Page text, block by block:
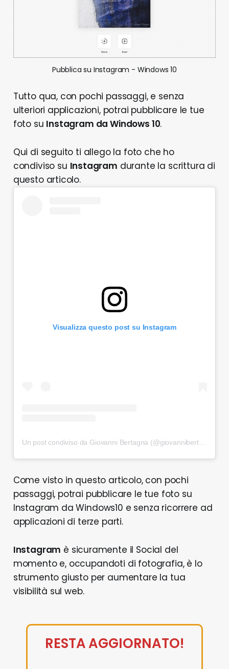
Pubblica su Instagram - Windows 10
Tutto qua, con pochi passaggi, e senza
ulteriori applicazioni, potrai pubblicare le tue
foto su Instagram da Windows 10.
Qui di seguito ti allego la foto che ho
condiviso su Instagram durante la scrittura di
questo articolo.
Visualizza questo post su Instagram
Un post condiviso da Giovanni Bertagna (@giovannibertagna)
Come visto in questo articolo, con pochi
passaggi, potrai pubblicare le tue foto su
Instagram da Windows10 e senza ricorrere ad
applicazioni di terze parti.
Instagram è sicuramente il Social del
momento e, occupandoti di fotografia, è lo
strumento giusto per aumentare la tua
visibilità sul web.
RESTA AGGIORNATO!